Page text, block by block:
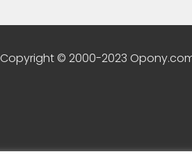
Copyright © 2000-2023